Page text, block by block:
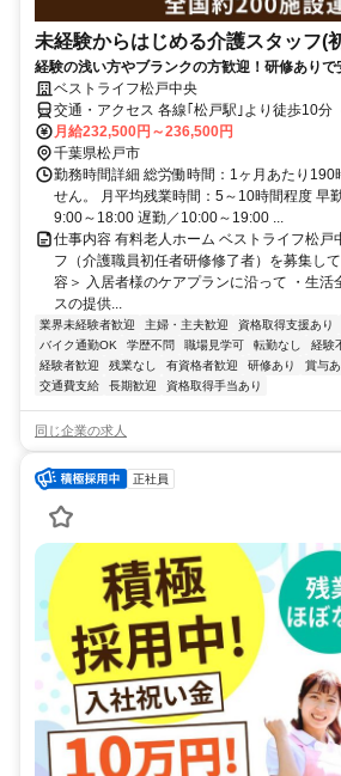
未経験からはじめる介護スタッフ(
経験の浅い方やブランクの方歓迎！研修ありで
ベストライフ松戸中央
交通・アクセス 各線｢松戸駅｣より徒歩10分
月給232,500円～236,500円
千葉県松戸市
勤務時間詳細 総労働時間：1ヶ月あたり
せん。 月平均残業時間：5～10時間程度 早
9:00～18:00 遅勤／10:00～19:00 ...
仕事内容 有料老人ホーム ベストライフ松戸
フ（介護職員初任者研修修了者）を募集し
容＞ 入居者様のケアプランに沿って ・生活
スの提供...
業界未経験者歓迎 主婦・主夫歓迎 資格取得支援あり
バイク通勤OK
学歴不問 職場見学可 転勤なし 経験
経験者歓迎
残業なし 有資格者歓迎 研修あり 賞与あ
交通費支給
長期歓迎 資格取得手当あり
同じ企業の求人
正社員